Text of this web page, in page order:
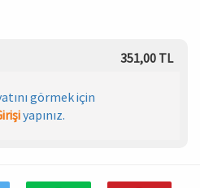
351,00 TL
görmek için
yapınız.